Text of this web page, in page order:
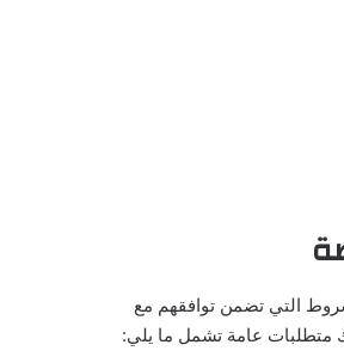
التي تضمن توافقهم مع
متطلبات عامة تشمل ما يلي: